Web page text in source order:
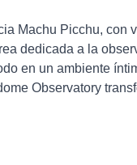
Machu Picchu, con
dedicada a la
en un ambiente
Observatory